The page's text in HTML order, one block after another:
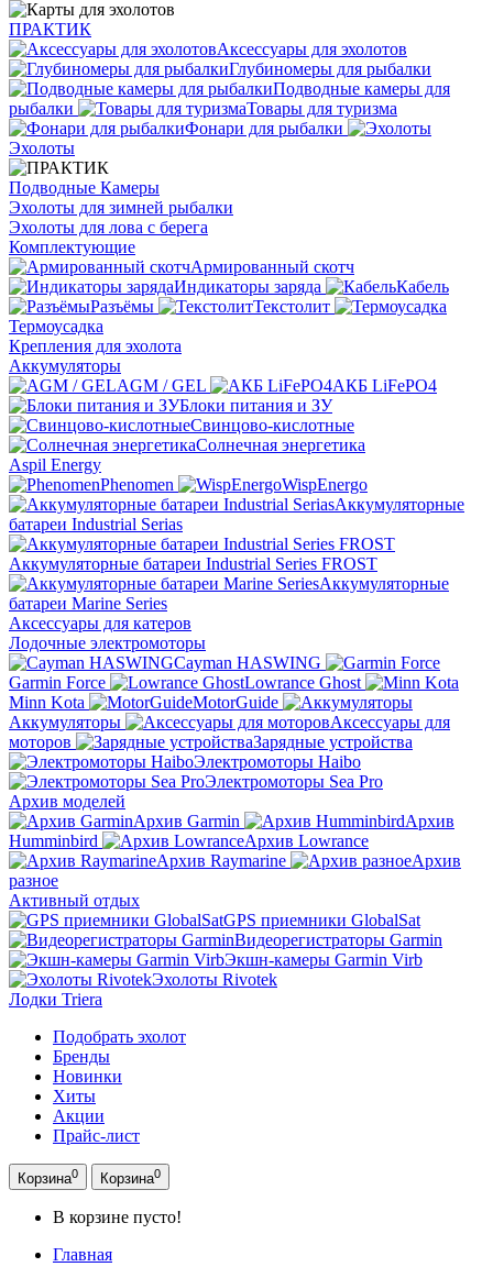
ПРАКТИК
Аксессуары для эхолотов
Глубиномеры для рыбалки
Подводные камеры для
рыбалки
Товары для туризма
Фонари для рыбалки
Эхолоты
Подводные Камеры
Эхолоты для зимней рыбалки
Эхолоты для лова с берега
Комплектующие
Армированный скотч
Индикаторы заряда
Кабель
Разъёмы
Текстолит
Термоусадка
Крепления для эхолота
Аккумуляторы
AGM / GEL
АКБ LiFePO4
Блоки питания и ЗУ
Свинцово-кислотные
Солнечная энергетика
Aspil Energy
Phenomen
WispEnergo
Аккумуляторные
батареи Industrial Serias
Аккумуляторные батареи Industrial Series FROST
Аккумуляторные
батареи Marine Series
Аксессуары для катеров
Лодочные электромоторы
Cayman HASWING
Garmin Force
Lowrance Ghost
Minn Kota
MotorGuide
Аккумуляторы
Аксессуары для
моторов
Зарядные устройства
Электромоторы Haibo
Электромоторы Sea Pro
Архив моделей
Архив Garmin
Архив
Humminbird
Архив Lowrance
Архив Raymarine
Архив
разное
Активный отдых
GPS приемники GlobalSat
Видеорегистраторы Garmin
Экшн-камеры Garmin Virb
Эхолоты Rivotek
Лодки Triera
Подобрать эхолот
Бренды
Новинки
Хиты
Акции
Прайс-лист
Корзина0 Корзина0
В корзине пусто!
Главная